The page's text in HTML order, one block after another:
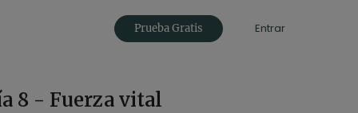
Prueba Gratis Entrar
8 - Fuerza vital